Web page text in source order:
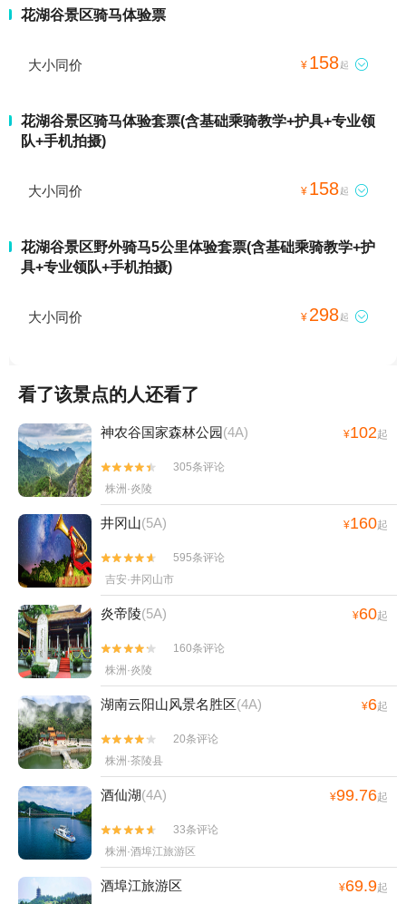
花湖谷景区骑马体验票
大小同价 ¥ 158起 
花湖谷景区骑马体验套票(含基础乘骑教学+护具+专业领
队+手机拍摄)
大小同价 ¥ 158起 
花湖谷景区野外骑马5公里体验套票(含基础乘骑教学+护
具+专业领队+手机拍摄)
大小同价 ¥ 298起 
看了该景点的人还看了
神农谷国家森林公园(4A) ¥102起


305条评论
株洲·炎陵
井冈山(5A) ¥160起


595条评论
吉安·井冈山市
炎帝陵(5A) ¥60起


160条评论
株洲·炎陵
湖南云阳山风景名胜区(4A) ¥6起


20条评论
株洲·茶陵县
酒仙湖(4A) ¥99.76起


33条评论
株洲·酒埠江旅游区
酒埠江旅游区 ¥69.9起